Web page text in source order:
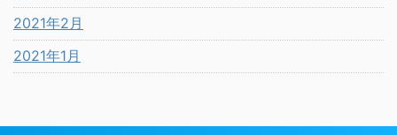
2021年2月
2021年1月